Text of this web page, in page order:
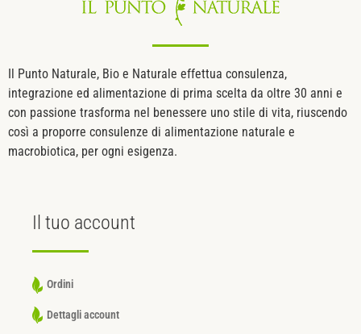
Il Punto Naturale, Bio e Naturale effettua consulenza,
integrazione ed alimentazione di prima scelta da oltre 30 anni e
con passione trasforma nel benessere uno stile di vita, riuscendo
così a proporre consulenze di alimentazione naturale e
macrobiotica, per ogni esigenza.
Il tuo account
Ordini
Dettagli account